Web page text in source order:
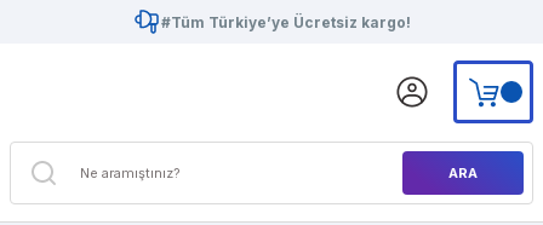
#Tüm Türkiye’ye Ücretsiz kargo!
ARA